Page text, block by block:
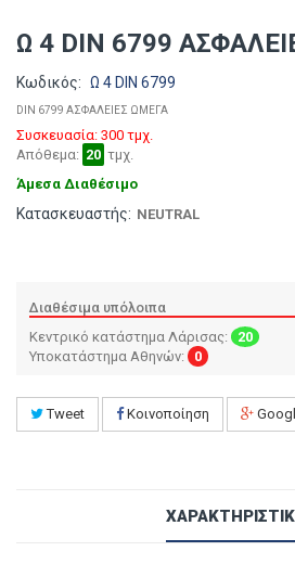
Ω 4 DIN 6799
Κωδικός: Ω 4 DIN 6799
DIN 6799 ΑΣΦΑΛΕΙΕΣ ΩΜΕΓΑ
Συσκευασία: 300 τμχ.
Απόθεμα: 20 τμχ.
Άμεσα Διαθέσιμο
Κατασκευαστής: NEUTRAL
Διαθέσιμα υπόλοιπα
Κεντρικό κατάστημα Λάρισας:
20
Υποκατάστημα Αθηνών:
0
Tweet Κοινοποίηση